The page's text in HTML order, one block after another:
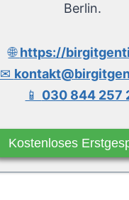
Berlin.
🌐https://
✉
📱 030 844 257
Kostenloses